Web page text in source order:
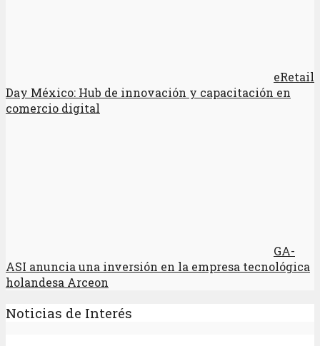
eRetail
Day México: Hub de innovación y capacitación en
comercio digital
GA-
ASI anuncia una inversión en la empresa tecnológica
holandesa Arceon
Noticias de Interés